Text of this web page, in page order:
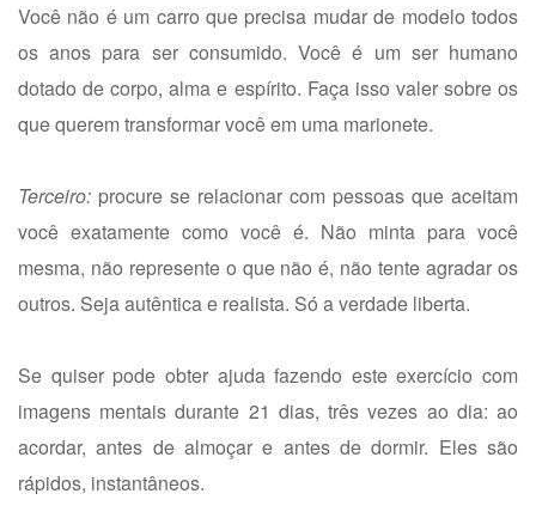
Você não é um carro que precisa mudar de modelo todos
os anos para ser consumido. Você é um ser humano
dotado de corpo, alma e espírito. Faça isso valer sobre os
que querem transformar você em uma marionete.
Terceiro: procure se relacionar com pessoas que aceitam
você exatamente como você é. Não minta para você
mesma, não represente o que não é, não tente agradar os
outros. Seja autêntica e realista. Só a verdade liberta.
Se quiser pode obter ajuda fazendo este exercício com
imagens mentais durante 21 dias, três vezes ao dia: ao
acordar, antes de almoçar e antes de dormir. Eles são
rápidos, instantâneos.